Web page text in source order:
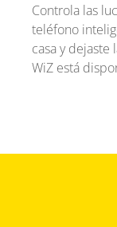
Controla las
teléfono
casa y dejaste
WiZ está